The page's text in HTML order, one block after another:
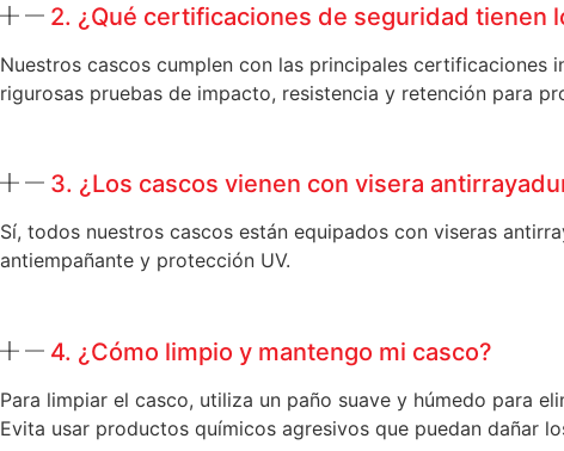
2. ¿Qué certificaciones de seguridad tienen
Nuestros cascos cumplen con las principales certificaciones
rigurosas pruebas de impacto, resistencia y retención para
3. ¿Los cascos vienen con visera
Sí, todos nuestros cascos están equipados con viseras
antiempañante y protección UV.
4. ¿Cómo limpio y mantengo mi casco?
Para limpiar el casco, utiliza un paño suave y húmedo para
Evita usar productos químicos agresivos que puedan dañar